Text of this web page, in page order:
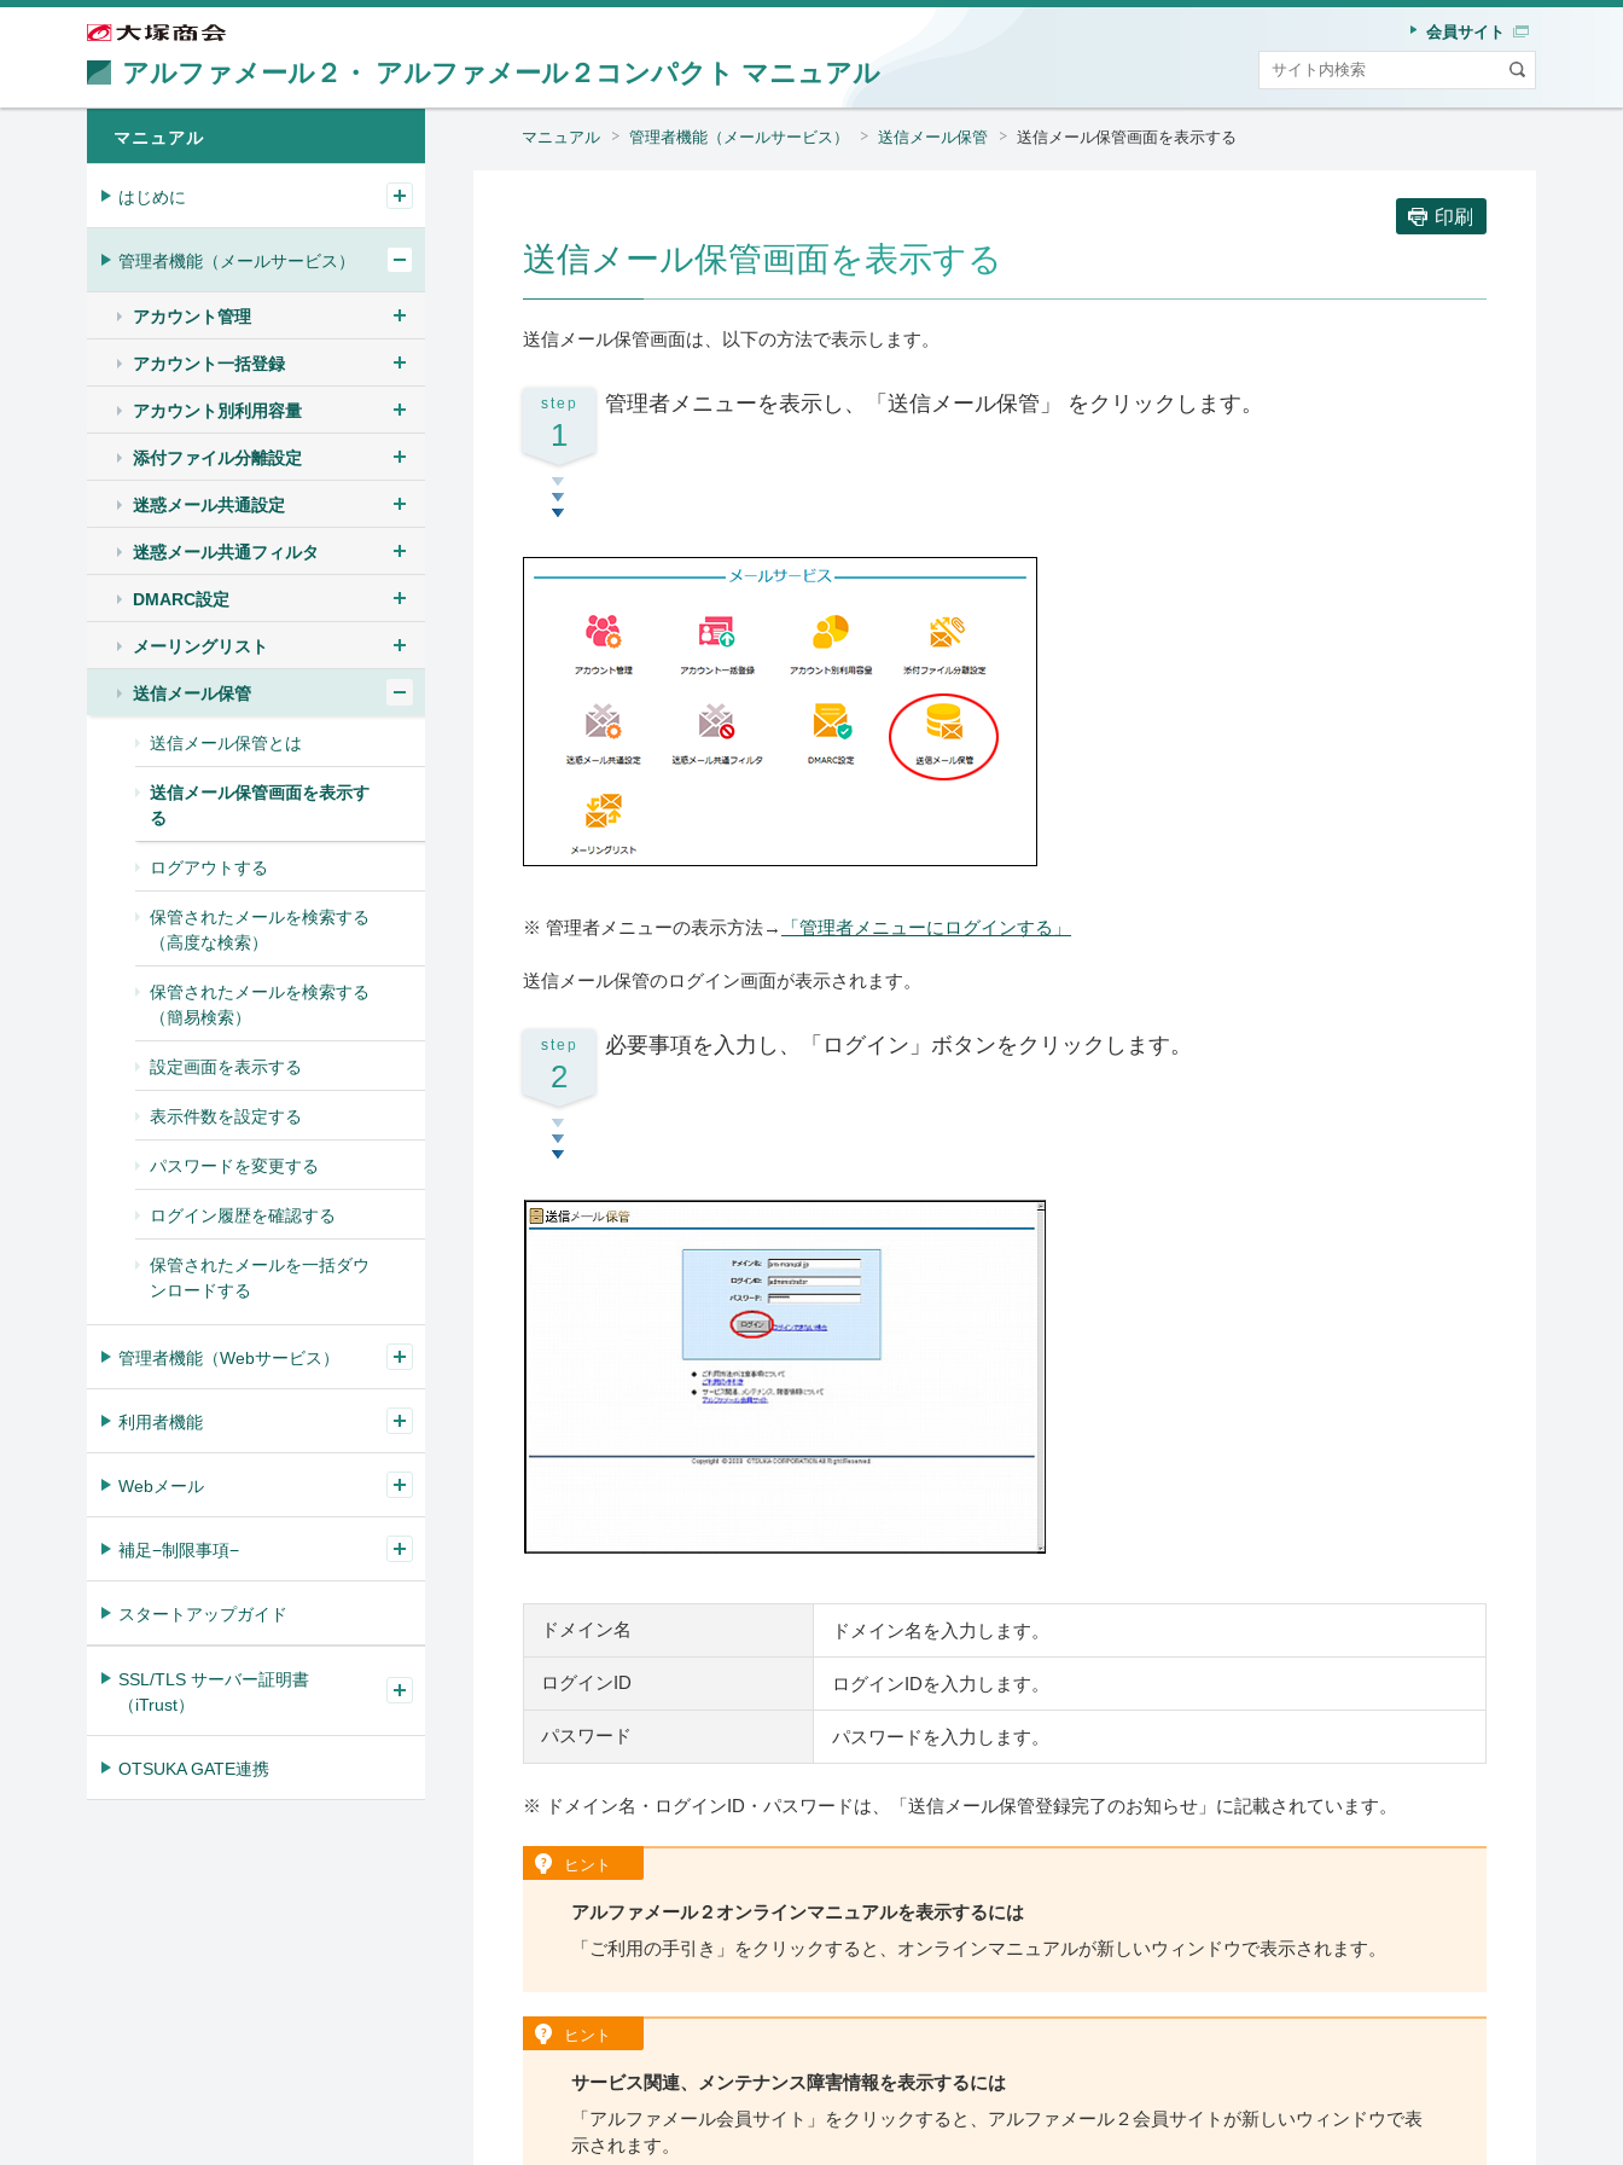
アルファメール２・ アルファメール２コンパクト マニュアル
会員サイト
マニュアル 管理者機能（メールサービス） 送信メール保管 送信メール保管画面を表示する
印刷
送信メール保管画面を表示する
送信メール保管画面は、以下の方法で表示します。
step
1
管理者メニューを表示し、「送信メール保管」 をクリックします。
※ 管理者メニューの表示方法→ 「管理者メニューにログインする」
送信メール保管のログイン画面が表示されます。
step
2
必要事項を入力し、「ログイン」ボタンをクリックします。
ドメイン名 ドメイン名を入力します。
ログインID ログインIDを入力します。
パスワード パスワードを入力します。
※ ドメイン名・ログインID・パスワードは、「送信メール保管登録完了のお知らせ」に記載されています。
ヒント
アルファメール２オンラインマニュアルを表示するには
「ご利用の手引き」をクリックすると、オンラインマニュアルが新しいウィンドウで表示されます。
ヒント
サービス関連、メンテナンス障害情報を表示するには
「アルファメール会員サイト」をクリックすると、アルファメール２会員サイトが新しいウィンドウで表
示されます。
マニュアル
はじめに
管理者機能（メールサービス）
アカウント管理
アカウント一括登録
アカウント別利用容量
添付ファイル分離設定
迷惑メール共通設定
迷惑メール共通フィルタ
DMARC設定
メーリングリスト
送信メール保管
送信メール保管とは
送信メール保管画面を表示す
る
ログアウトする
保管されたメールを検索する
（高度な検索）
保管されたメールを検索する
（簡易検索）
設定画面を表示する
表示件数を設定する
パスワードを変更する
ログイン履歴を確認する
保管されたメールを一括ダウ
ンロードする
管理者機能（Webサービス）
利用者機能
Webメール
補足−制限事項−
スタートアップガイド
SSL/TLS サーバー証明書
（iTrust）
OTSUKA GATE連携